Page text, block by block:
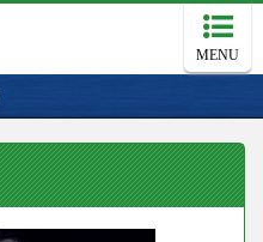
MENU